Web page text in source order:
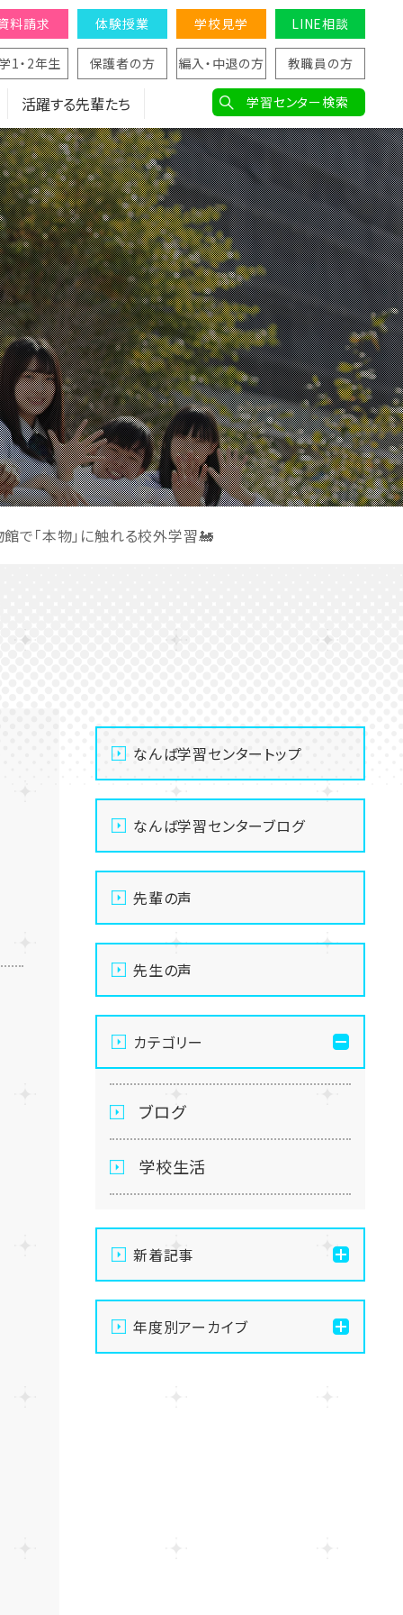
活躍する先輩たち
料請求 体験授業 学校見学 LINE相談
1・2年生 保護者の方 編入・中退の方 教職員の方
学習センター検索
で「本物」に触れる校外学習🚂
なんば学習センタートップ
なんば学習センターブログ
先輩の声
先生の声
カテゴリー
ブログ
学校生活
新着記事
【なんば】体験授業で高級
感のあるマンゴータルト作
りました！🥭✨
年度別アーカイブ